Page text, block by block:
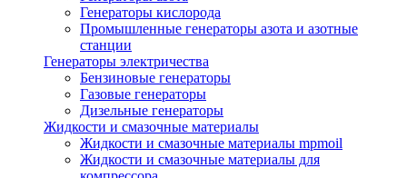
Генераторы кислорода
Промышленные генераторы азота и азотные
станции
Генераторы электричества
Бензиновые генераторы
Газовые генераторы
Дизельные генераторы
Жидкости и смазочные материалы
Жидкости и смазочные материалы mpmoil
Жидкости и смазочные материалы для